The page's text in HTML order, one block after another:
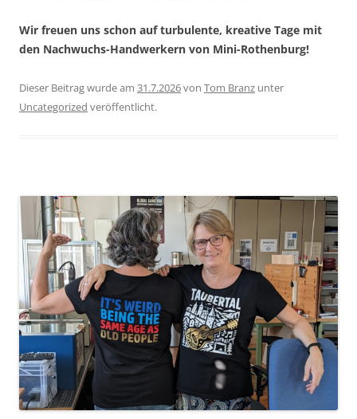
Wir freuen uns schon auf turbulente, kreative Tage mit
den Nachwuchs-Handwerkern von Mini-Rothenburg!
Dieser Beitrag wurde am 31.7.2026von Tom Branz unter
Uncategorized veröffentlicht.